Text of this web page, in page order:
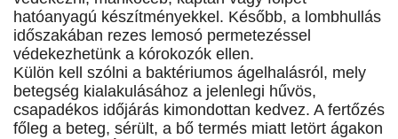
hatóanyagú készítményekkel. Később, a lombhullás
időszakában rezes lemosó permetezéssel
védekezhetünk a kórokozók ellen.
Külön kell szólni a baktériumos ágelhalásról, mely
betegség kialakulásához a jelenlegi hűvös,
csapadékos időjárás kimondottan kedvez. A fertőzés
főleg a beteg, sérült, a bő termés miatt letört ágakon